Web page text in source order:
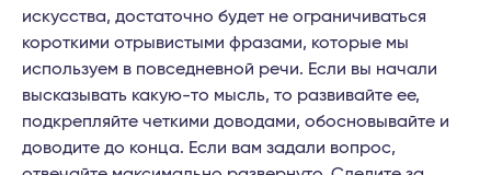
искусства, достаточно будет не ограничиваться
короткими отрывистыми фразами, которые мы
используем в повседневной речи. Если вы начали
высказывать какую-то мысль, то развивайте ее,
подкрепляйте четкими доводами, обосновывайте и
доводите до конца. Если вам задали вопрос,